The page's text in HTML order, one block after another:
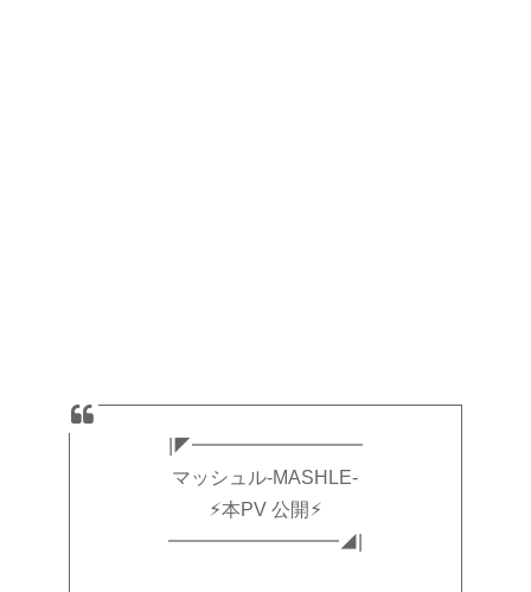
|◤━━━━━━━━━
マッシュル-MASHLE-
⚡︎本PV 公開⚡︎
━━━━━━━━━◢|